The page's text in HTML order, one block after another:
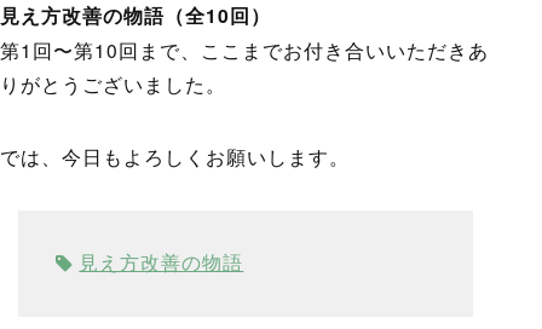
見え方改善の物語（全10回）
第1回〜第10回まで、ここまでお付き合いいただきあ
りがとうございました。
では、今日もよろしくお願いします。
見え方改善の物語